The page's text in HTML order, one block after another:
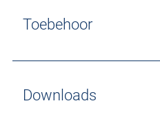
Toebehoor
Downloads